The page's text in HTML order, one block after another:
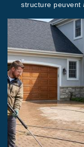
structure peuvent